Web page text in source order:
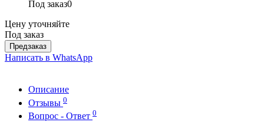
Под заказ0
Цену уточняйте
Под заказ
Предзаказ
Написать в WhatsApp
Описание
Отзывы 0
Вопрос - Ответ 0